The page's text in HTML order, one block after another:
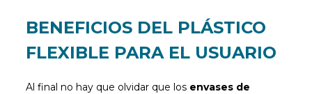
BENEFICIOS DEL PLÁSTICO
FLEXIBLE PARA EL USUARIO
Al final no hay que olvidar que los envases de